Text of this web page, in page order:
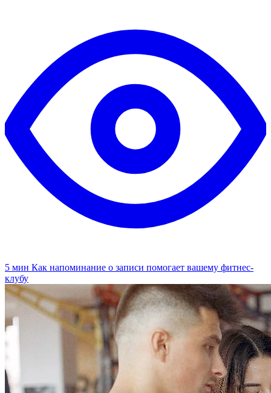
5 мин Как напоминание о записи помогает вашему фитнес-
клубу